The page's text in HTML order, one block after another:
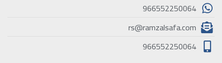
966552250064
rs@ramzalsafa.com
966552250064